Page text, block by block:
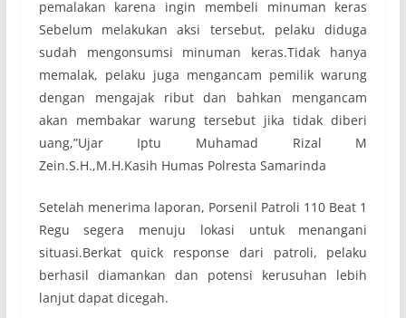
pemalakan karena ingin membeli minuman keras
Sebelum melakukan aksi tersebut, pelaku diduga
sudah mengonsumsi minuman keras.Tidak hanya
memalak, pelaku juga mengancam pemilik warung
dengan mengajak ribut dan bahkan mengancam
akan membakar warung tersebut jika tidak diberi
uang,”Ujar Iptu Muhamad Rizal M
Zein.S.H.,M.H.Kasih Humas Polresta Samarinda
Setelah menerima laporan, Porsenil Patroli 110 Beat 1
Regu segera menuju lokasi untuk menangani
situasi.Berkat quick response dari patroli, pelaku
berhasil diamankan dan potensi kerusuhan lebih
lanjut dapat dicegah.